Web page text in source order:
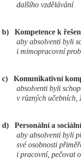
dalšího vzdělávání
b) Kompetence k
aby absolventi byli
i mimopracovní
c) Komunikativní
absolventi byli
v různých
d) Personální a
aby absolventi byli
své osobnosti
i pracovní, pečovat